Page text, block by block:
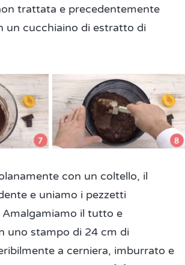
trattata e precedentemente
un cucchiaino di estratto di
con un coltello, il
e uniamo i pezzetti
Amalgamiamo il tutto e
uno stampo di 24 cm di
a cerniera, imburrato e